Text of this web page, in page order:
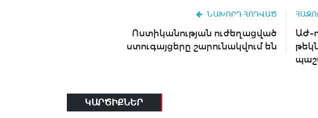
ՆԱԽՈՐԴ ՀՈԴՎԱԾ
Ոստիկանության ուժեղացված
ստուգայցերը շարունակվում են
ԱԺ-
ԿԱՐԾԻՔՆԵՐ